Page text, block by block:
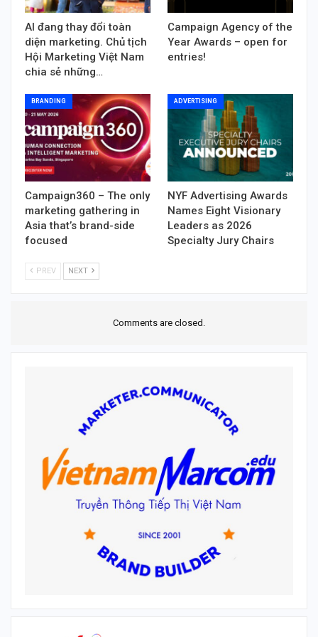
AI đang thay đổi toàn
diện marketing. Chủ tịch
Hội Marketing Việt Nam
chia sẻ những…
Campaign Agency of the
Year Awards – open for
entries!
BRANDING
Campaign360 – The only
marketing gathering in
Asia that’s brand-side
focused
ADVERTISING
NYF Advertising Awards
Names Eight Visionary
Leaders as 2026
Specialty Jury Chairs
PREV NEXT
Comments are closed.